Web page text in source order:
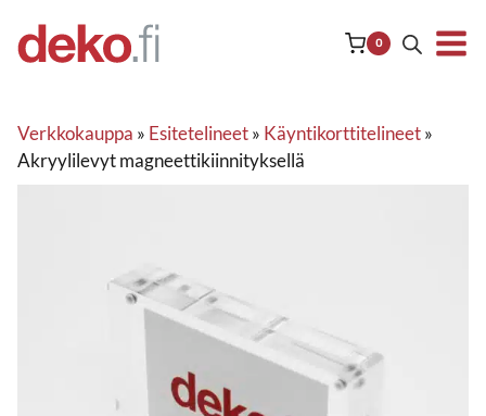
sisältöön
0
Verkkokauppa » Esitetelineet» Käyntikorttitelineet»
Akryylilevyt magneettikiinnityksellä